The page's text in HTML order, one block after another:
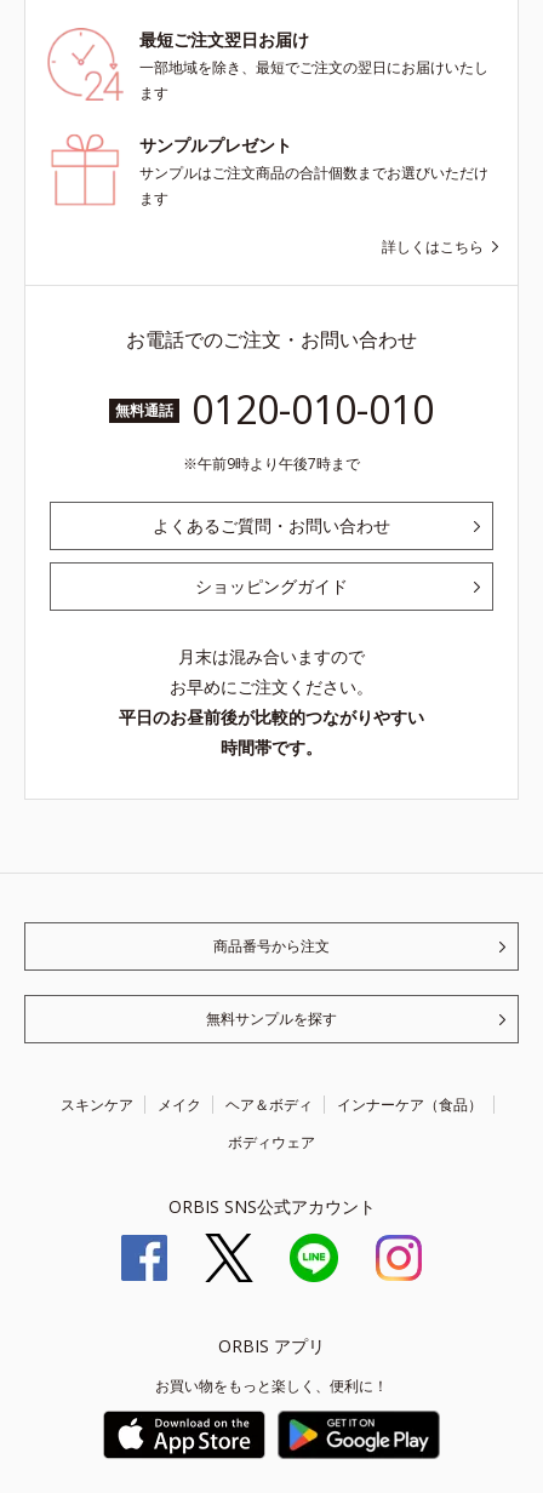
最短ご注文翌日お届け
一部地域を除き、最短でご注文の翌日にお届けいたし
ます
サンプルプレゼント
サンプルはご注文商品の合計個数までお選びいただけ
ます
詳しくはこちら
お電話でのご注文・お問い合わせ
無料通話 0120-010-010
午前9時より午後7時まで
よくあるご質問・お問い合わせ
ショッピングガイド
月末は混み合いますので
お早めにご注文ください。
平日のお昼前後が比較的つながりやすい
時間帯です。
商品番号から注文
無料サンプルを探す
スキンケア メイク ヘア＆ボディ
インナーケア（食品）
ボディウェア
ORBIS SNS公式アカウント
ORBIS アプリ
お買い物をもっと楽しく、便利に！